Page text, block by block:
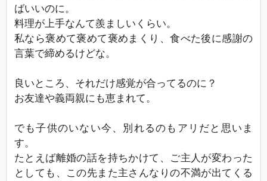
ばいいのに。
料理が上手なんて羨ましいくらい。
私なら褒めて褒めて褒めまくり、食べた後に感謝の
言葉で締めるけどな。
良いところ、それだけ感覚が合ってるのに？
お友達や義両親にも恵まれて。
でも子供のいない今、別れるのもアリだと思いま
す。
たとえば離婚の話を持ちかけて、ご主人が変わった
としても、この先また主さんなりの不満が出てくる